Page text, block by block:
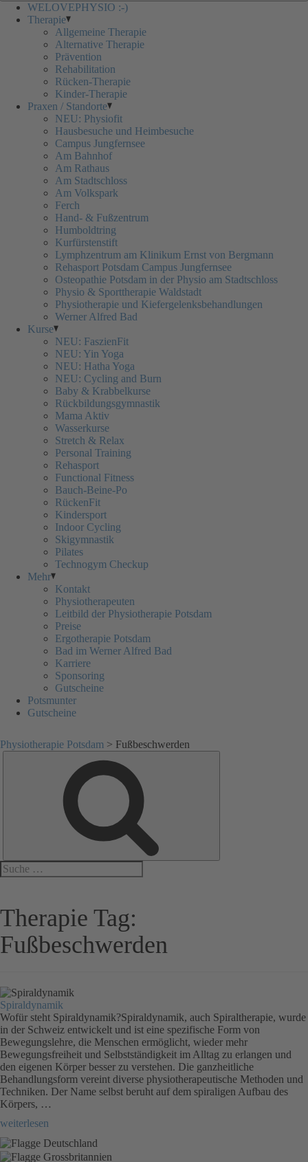
WELOVEPHYSIO :-)
Therapie
Allgemeine Therapie
Alternative Therapie
Prävention
Rehabilitation
Rücken-Therapie
Kinder-Therapie
Praxen / Standorte
NEU: Physiofit
Hausbesuche und Heimbesuche
Campus Jungfernsee
Am Bahnhof
Am Rathaus
Am Stadtschloss
Am Volkspark
Ferch
Hand- & Fußzentrum
Humboldtring
Kurfürstenstift
Lymphzentrum am Klinikum Ernst von Bergmann
Rehasport Potsdam Campus Jungfernsee
Osteopathie Potsdam in der Physio am Stadtschloss
Physio & Sporttherapie Waldstadt
Physiotherapie und Kiefergelenksbehandlungen
Werner Alfred Bad
Kurse
NEU: FaszienFit
NEU: Yin Yoga
NEU: Hatha Yoga
NEU: Cycling and Burn
Baby & Krabbelkurse
Rückbildungsgymnastik
Mama Aktiv
Wasserkurse
Stretch & Relax
Personal Training
Rehasport
Functional Fitness
Bauch-Beine-Po
RückenFit
Kindersport
Indoor Cycling
Skigymnastik
Pilates
Technogym Checkup
Mehr
Kontakt
Physiotherapeuten
Leitbild der Physiotherapie Potsdam
Preise
Ergotherapie Potsdam
Bad im Werner Alfred Bad
Karriere
Sponsoring
Gutscheine
Potsmunter
Gutscheine
Physiotherapie Potsdam > Fußbeschwerden
Suche
nach:
Therapie Tag:
Fußbeschwerden
Spiraldynamik
Wofür steht Spiraldynamik?Spiraldynamik, auch Spiraltherapie, wurde
in der Schweiz entwickelt und ist eine spezifische Form von
Bewegungslehre, die Menschen ermöglicht, wieder mehr
Bewegungsfreiheit und Selbstständigkeit im Alltag zu erlangen und
den eigenen Körper besser zu verstehen. Die ganzheitliche
Behandlungsform vereint diverse physiotherapeutische Methoden und
Techniken. Der Name selbst beruht auf dem spiraligen Aufbau des
Körpers, …
„Spiraldynamik“
weiterlesen